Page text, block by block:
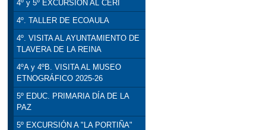
4º y 5º EXCURSIÓN AL CERI
4º. TALLER DE ECOAULA
4º. VISITA AL AYUNTAMIENTO DE
TLAVERA DE LA REINA
4ºA y 4ºB. VISITA AL MUSEO
ETNOGRÁFICO 2025-26
5º EDUC. PRIMARIA DÍA DE LA
PAZ
5º EXCURSIÓN A "LA PORTIÑA"